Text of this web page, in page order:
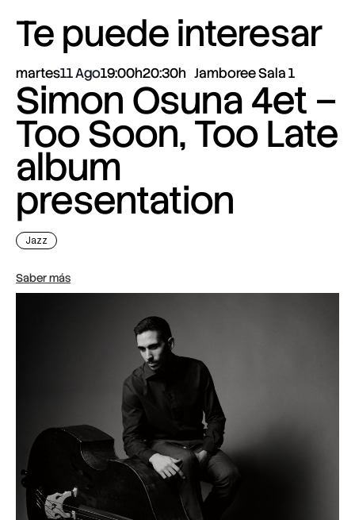
Te puede interesar
martes11 Ago19:00h20:30h Jamboree Sala 1
Simon Osuna 4et –
Too Soon, Too Late
album
presentation
Jazz
Saber más